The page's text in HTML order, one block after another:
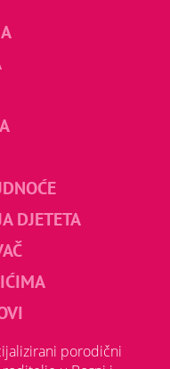
DJETETA
porodični